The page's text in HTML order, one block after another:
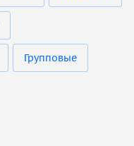
Групповые